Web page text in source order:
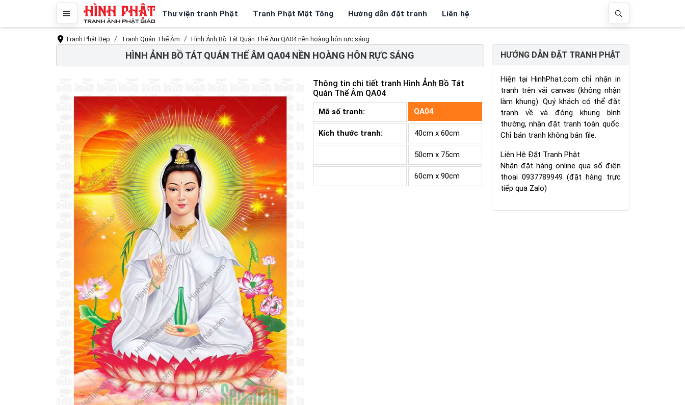
Thư viện tranh Phật Tranh Phật Mật Tông Hướng dẫn đặt tranh Liên hệ
Tranh Phật Đẹp Tranh Quán Thế Âm Hình Ảnh Bồ Tát Quán Thế Âm QA04 nền hoàng hôn rực sáng
HÌNH ẢNH BỒ TÁT QUÁN THẾ ÂM QA04 NỀN HOÀNG HÔN RỰC SÁNG
Thông tin chi tiết tranh Hình Ảnh Bồ Tát
Quán Thế Âm QA04
Mã số tranh: QA04
Kích thước tranh: 40cm x 60cm
50cm x 75cm
60cm x 90cm
HƯỚNG DẪN ĐẶT TRANH PHẬT
Hiện tại HinhPhat.com chỉ nhận in
tranh trên vải canvas (không nhận
làm khung). Quý khách có thể đặt
tranh về và đóng khung bình
thường, nhận đặt tranh toàn quốc.
Chỉ bán tranh không bán file.
Liên Hệ Đặt Tranh Phật
Nhận đặt hàng online qua số điện
thoại 0937789949 (đặt hàng trực
tiếp qua Zalo)